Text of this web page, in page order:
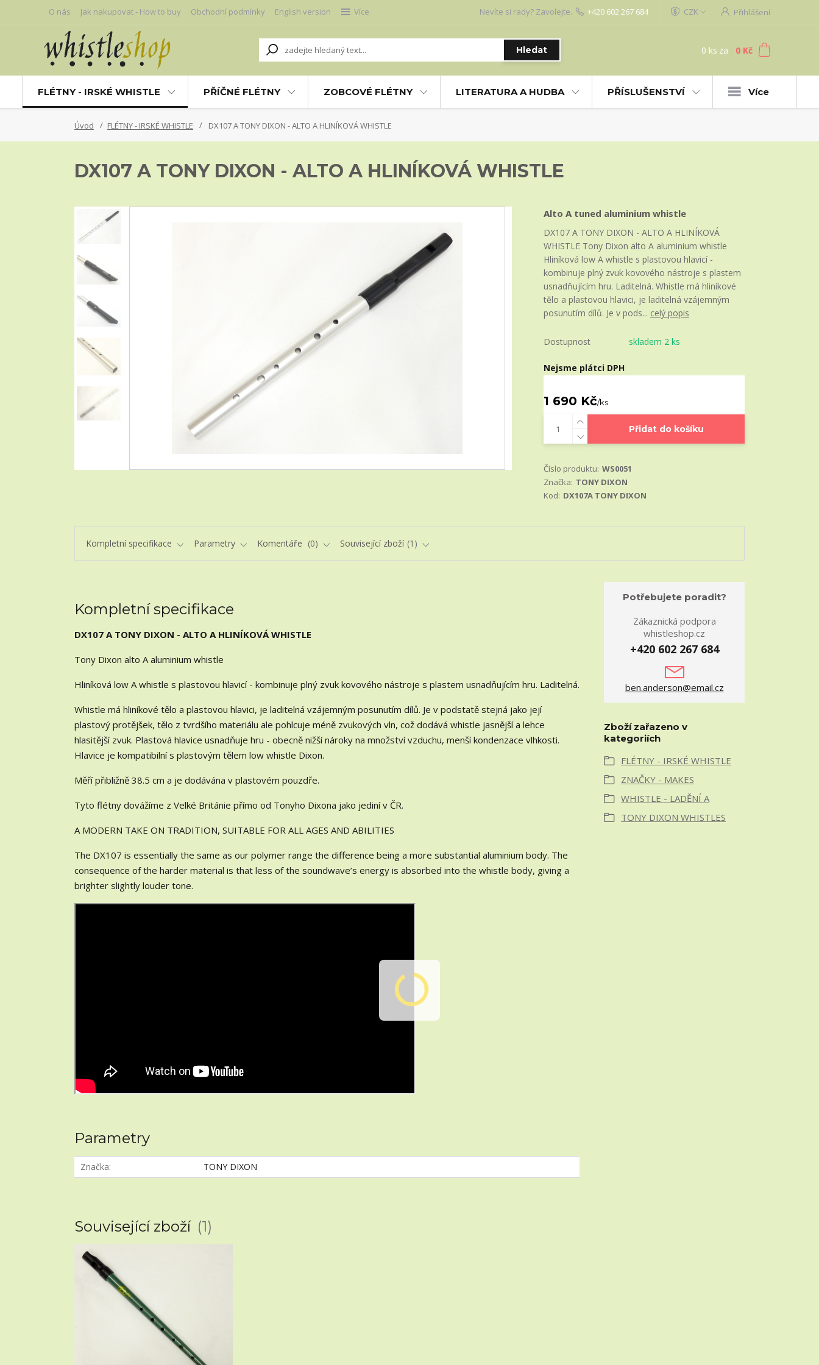
O nás Jak nakupovat - How to buy Obchodní podmínky English version Více CZK Přihlášení
Hledat
Nevíte si rady? Zavolejte. +420 602 267 684
0 ks za 0 Kč
FLÉTNY - IRSKÉ WHISTLE PŘÍČNÉ FLÉTNY ZOBCOVÉ FLÉTNY LITERATURA A HUDBA PŘÍSLUŠENSTVÍ Více
Úvod FLÉTNY - IRSKÉ WHISTLE DX107 A TONY DIXON - ALTO A HLINÍKOVÁ WHISTLE
DX107 A TONY DIXON - ALTO A HLINÍKOVÁ WHISTLE
Alto A tuned aluminium whistle
DX107 A TONY DIXON - ALTO A HLINÍKOVÁ
WHISTLE Tony Dixon alto A aluminium whistle
Hliníková low A whistle s plastovou hlavicí -
kombinuje plný zvuk kovového nástroje s plastem
usnadňujícím hru. Laditelná. Whistle má hliníkové
tělo a plastovou hlavici, je laditelná vzájemným
posunutím dílů. Je v pods... celý popis
Dostupnost skladem 2 ks
Nejsme plátci DPH
1 690 Kč/ks
Přidat do košíku
Číslo produktu: WS0051
Značka: TONY DIXON
Kod: DX107A TONY DIXON
Kompletní specifikace Parametry Komentáře 0 Související zboží 1
Kompletní specifikace
DX107 A TONY DIXON - ALTO A HLINÍKOVÁ WHISTLE
Tony Dixon alto A aluminium whistle
Hliníková low A whistle s plastovou hlavicí - kombinuje plný zvuk kovového nástroje s plastem usnadňujícím hru. Laditelná.
Whistle má hliníkové tělo a plastovou hlavici, je laditelná vzájemným posunutím dílů. Je v podstatě stejná jako její
plastový protějšek, tělo z tvrdšího materiálu ale pohlcuje méně zvukových vln, což dodává whistle jasnější a lehce
hlasitější zvuk. Plastová hlavice usnadňuje hru - obecně nižší nároky na množství vzduchu, menší kondenzace vlhkosti.
Hlavice je kompatibilní s plastovým tělem low whistle Dixon.
Měří přibližně 38.5 cm a je dodávána v plastovém pouzdře.
Tyto flétny dovážíme z Velké Británie přímo od Tonyho Dixona jako jediní v ČR.
A MODERN TAKE ON TRADITION, SUITABLE FOR ALL AGES AND ABILITIES
The DX107 is essentially the same as our polymer range the difference being a more substantial aluminium body. The
consequence of the harder material is that less of the soundwave’s energy is absorbed into the whistle body, giving a
brighter slightly louder tone.
Parametry
Značka TONY DIXON
Potřebujete poradit?
Zákaznická podpora
whistleshop.cz
+420 602 267 684
ben.anderson@email.cz
Zboží zařazeno v
kategoriích
FLÉTNY - IRSKÉ WHISTLE
ZNAČKY - MAKES
WHISTLE - LADĚNÍ A
TONY DIXON WHISTLES
Související zboží 1